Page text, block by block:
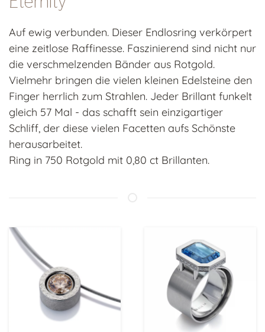
Auf ewig verbunden. Dieser Endlosring verkörpert
eine zeitlose Raffinesse. Faszinierend sind nicht nur
die verschmelzenden Bänder aus Rotgold.
Vielmehr bringen die vielen kleinen Edelsteine den
Finger herrlich zum Strahlen. Jeder Brillant funkelt
gleich 57 Mal - das schafft sein einzigartiger
Schliff, der diese vielen Facetten aufs Schönste
herausarbeitet.
Ring in 750 Rotgold mit 0,80 ct Brillanten.
ansehen ansehen